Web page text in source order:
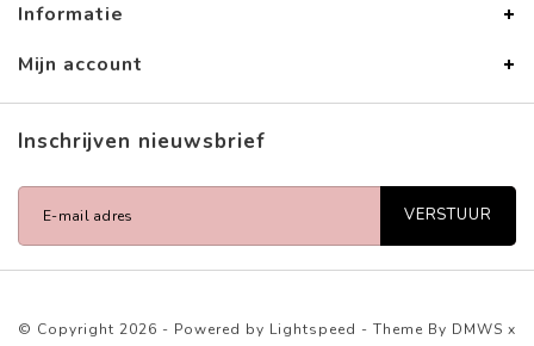
Informatie
Mijn account
Inschrijven nieuwsbrief
VERSTUUR
© Copyright 2026 - Powered by Lightspeed - Theme By DMWS x